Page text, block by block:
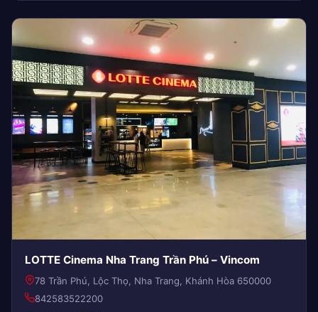
LOTTE Cinema Nha Trang Trần Phú – Vincom
78 Trần Phú, Lộc Thọ, Nha Trang, Khánh Hòa 650000
842583522200